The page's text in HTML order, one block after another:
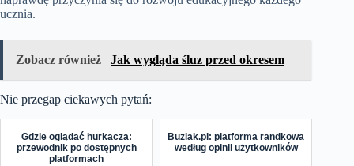
ucznia.
Zobacz również Jak wygląda śluz przed okresem
Nie przegap ciekawych pytań:
Gdzie oglądać hurkacza:
przewodnik po dostępnych
platformach
Buziak.pl: platforma randkowa
według opinii użytkowników